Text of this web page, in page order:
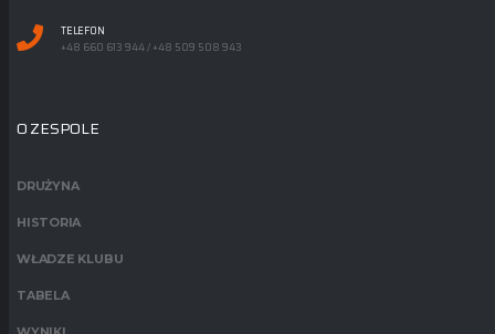
TELEFON
+48 660 613 944 / +48 509 508 943
O ZESPOLE
DRUŻYNA
HISTORIA
WŁADZE KLUBU
TABELA